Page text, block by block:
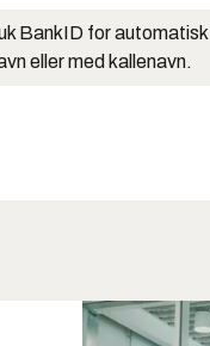
BankID for automatisk
eller med kallenavn.